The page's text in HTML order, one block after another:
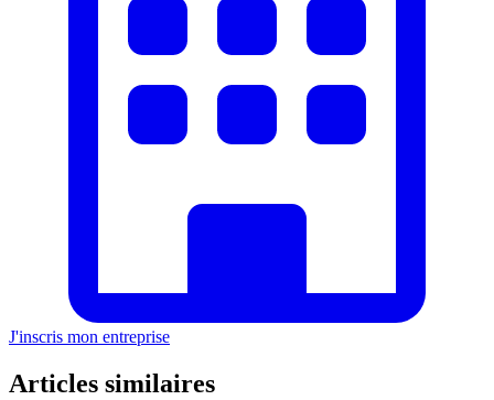
J'inscris mon entreprise
Articles similaires